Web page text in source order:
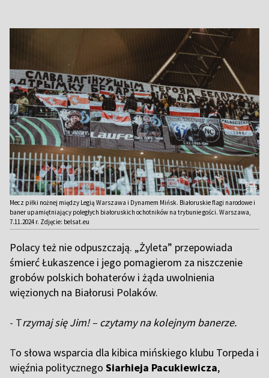
Mecz piłki nożnej między Legią Warszawa i Dynamem Mińsk. Białoruskie flagi narodowe i
baner upamiętniający poległych białoruskich ochotników na trybunie gości. Warszawa,
7.11.2024 r. Zdjęcie: belsat.eu
Polacy też nie odpuszczają. „Żyleta” przepowiada
śmierć Łukaszence i jego pomagierom za niszczenie
grobów polskich bohaterów i żąda uwolnienia
więzionych na Białorusi Polaków.
- Trzymaj się Jim! – czytamy na kolejnym banerze.
To słowa wsparcia dla kibica mińskiego klubu Torpeda i
więźnia politycznego Siarhieja Pacukiewicza,